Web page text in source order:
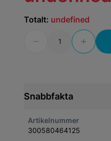
Totalt: undefined
Snabbfakta
Artikelnummer
300580464125